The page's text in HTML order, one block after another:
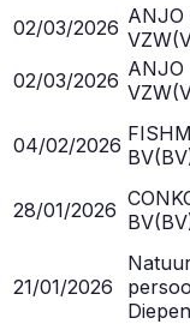
02/03/2026 ANJO
VZW(
02/03/2026 ANJO
VZW(
04/02/2026 BV(BV
28/01/2026 BV(BV
21/01/2026